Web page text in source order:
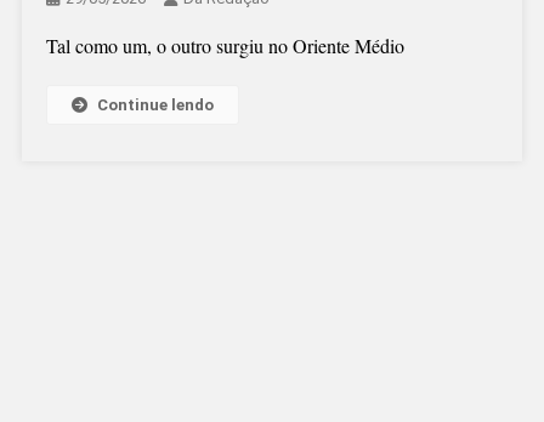
Tal como um, o outro surgiu no Oriente Médio
Continue lendo